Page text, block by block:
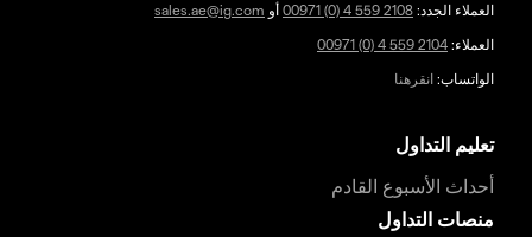
العملاء الجدد: 00971 (0) 4 559 2108 أو sales.ae@ig.com
العملاء: 00971 (0) 4 559 2104
الواتساب: انقرهنا
تعليم التداول
أحداث الأسبوع القادم
منصات التداول